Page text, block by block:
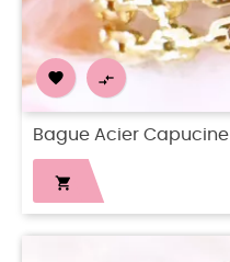
 
Bague Acier Capucine
